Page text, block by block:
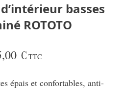
basses
ROTOTO
€ TTC
épais et confortables, anti-